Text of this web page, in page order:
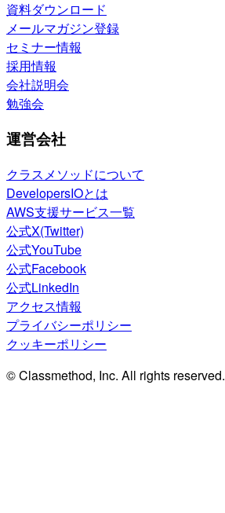
資料ダウンロード
メールマガジン登録
セミナー情報
採用情報
会社説明会
勉強会
運営会社
クラスメソッドについて
DevelopersIOとは
AWS支援サービス一覧
公式X(Twitter)
公式YouTube
公式Facebook
公式LinkedIn
アクセス情報
プライバシーポリシー
クッキーポリシー
© Classmethod, Inc. All rights reserved.